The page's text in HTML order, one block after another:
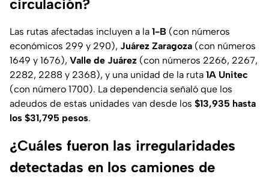
circulación?
Las rutas afectadas incluyen a la 1-B (con números
económicos 299 y 290), Juárez Zaragoza (con números
1649 y 1676), Valle de Juárez (con números 2266, 2267,
2282, 2288 y 2368), y una unidad de la ruta 1A Unitec
(con número 1700). La dependencia señaló que los
adeudos de estas unidades van desde los $13,935 hasta
los $31,795 pesos.
¿Cuáles fueron las irregularidades
detectadas en los camiones de